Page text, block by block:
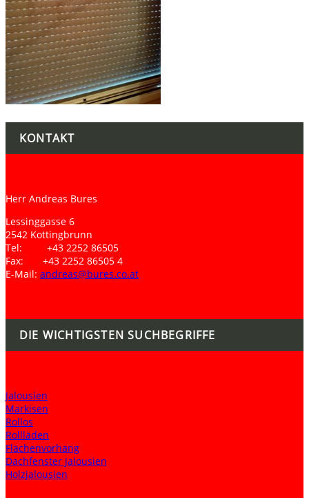
KONTAKT
Herr Andreas Bures
Lessinggasse 6
2542 Kottingbrunn
Tel: +43 2252 86505
Fax: +43 2252 86505 4
E-Mail: andreas@bures.co.at
DIE WICHTIGSTEN SUCHBEGRIFFE
Jalousien
Markisen
Rollos
Rollläden
Flächenvorhang
Dachfenster Jalousien
Holzjalousien